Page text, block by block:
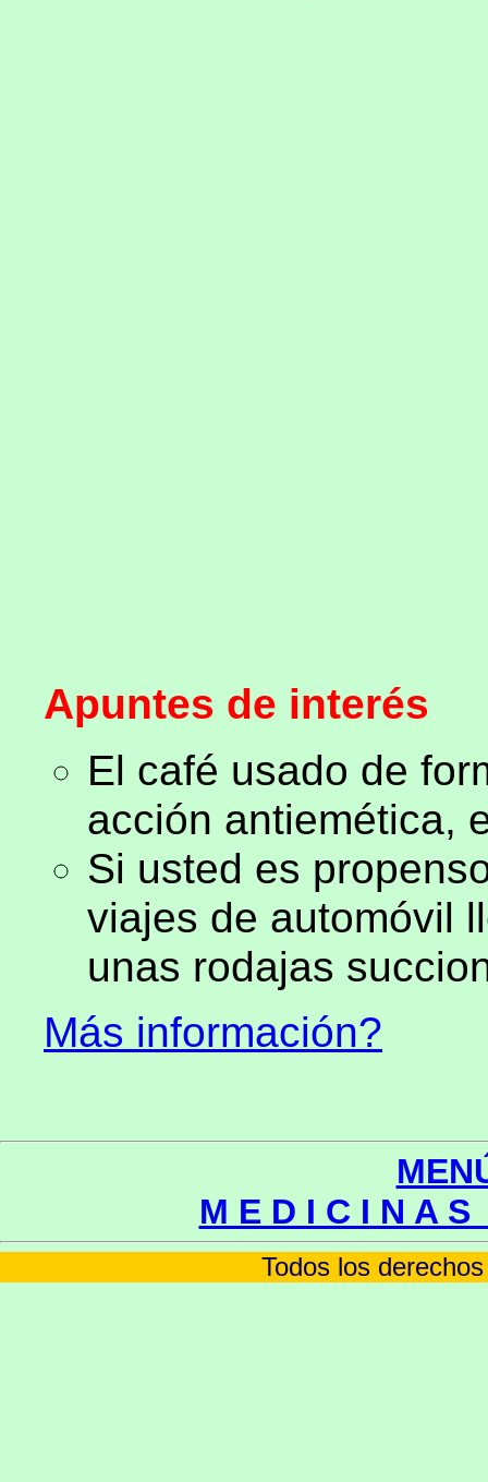
Apuntes de interés
El café usado de
acción antiemética,
Si usted es
viajes de automóvil
unas rodajas
Más información?
M E D I C I N A
Todos los